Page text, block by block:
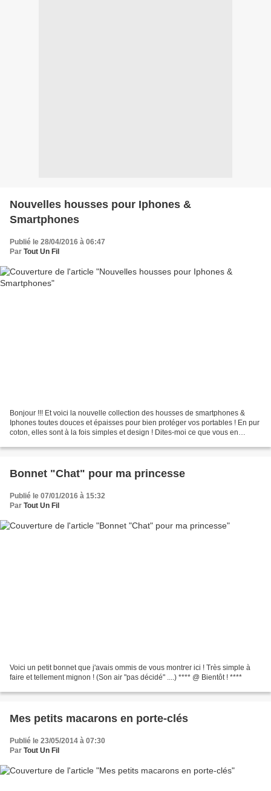
Nouvelles housses pour Iphones &
Smartphones
Publié le 28/04/2016 à 06:47
Par Tout Un Fil
Bonjour !!! Et voici la nouvelle collection des housses de smartphones &
Iphones toutes douces et épaisses pour bien protéger vos portables ! En pur
coton, elles sont à la fois simples et design ! Dites-moi ce que vous en
Bonnet "Chat" pour ma princesse
Publié le 07/01/2016 à 15:32
Par Tout Un Fil
Voici un petit bonnet que j'avais ommis de vous montrer ici ! Très simple à
faire et tellement mignon ! (Son air "pas décidé" ....) **** @ Bientôt ! ****
Mes petits macarons en porte-clés
Publié le 23/05/2014 à 07:30
Par Tout Un Fil